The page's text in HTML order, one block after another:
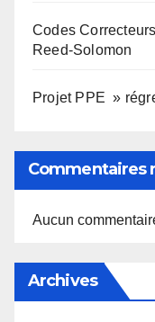
Codes
Reed-Solomon
Projet PPE »
Commentaires
Aucun
Archives